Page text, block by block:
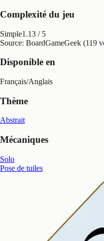
Complexité du jeu
Simple1.13 / 5
Source: BoardGameGeek (119
Disponible en
Français/Anglais
Thème
Abstrait
Mécaniques
Solo
Pose de tuiles